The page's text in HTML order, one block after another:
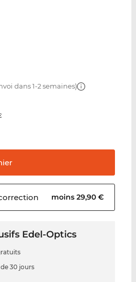
dans 1-2 semaines)
moins 29,90 €
Edel-Optics
30 jours